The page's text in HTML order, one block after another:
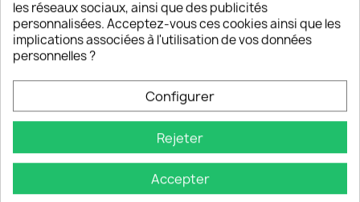
décollement de la vitre.
ℹ️ Si la vitre est mal placée ou si une
tache/poussière résistante provoque une bulle
d’air il est possible de la décoller pour la replacer
immédiatement.
les réseaux sociaux, ainsi que des publicités
personnalisées. Acceptez-vous ces cookies ainsi que les
implications associées à l'utilisation de vos données
personnelles ?
Configurer
Rejeter
Accepter